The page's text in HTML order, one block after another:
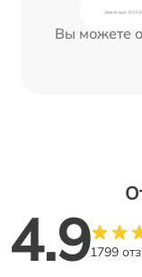
Вы можете
4.91799